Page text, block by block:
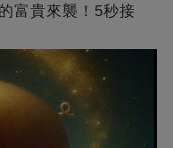
富貴來襲！5秒接